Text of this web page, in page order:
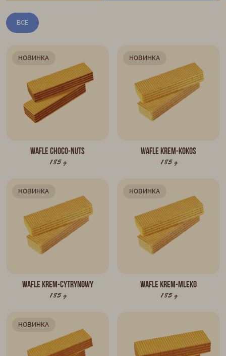
ВСЕ
НОВИНКА
Wafle CHOCO-NUTS
185 g
НОВИНКА
Wafle KREM-KOKOS
185 g
НОВИНКА
Wafle KREM-CYTRYNOWY
185 g
НОВИНКА
Wafle KREM-MLEKO
185 g
НОВИНКА